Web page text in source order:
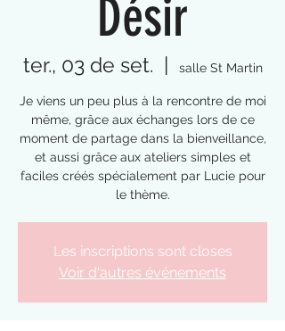
Désir
ter., 03 de set.
  |
salle St Martin
Je viens un peu plus à la rencontre de moi
même, grâce aux échanges lors de ce
moment de partage dans la bienveillance,
et aussi grâce aux ateliers simples et
faciles créés spécialement par Lucie pour
le thème.
Les inscriptions sont closes
Voir d'autres événements